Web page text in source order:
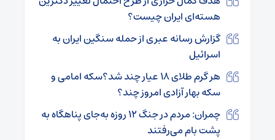
هسته‌ای ایران چیست؟
گزارش رسانه عبری از حمله سنگین ایران به
اسرائیل
هر گرم طلای ۱۸ عیار چند شد؟سکه امامی و
سکه بهار آزادی امروز چند؟
چمران: مردم در جنگ ۱۲ روزه به‌جای پناهگاه به
پشت بام می‌رفتند